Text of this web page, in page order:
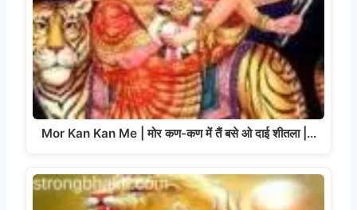
Mor Kan Kan Me | मोर कण-कण में तैं बसे ओ दाई शीतला |…